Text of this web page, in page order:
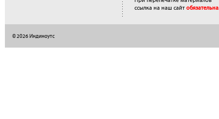
ссылка на наш сайт обязательна.
© 2026 Индиноутс